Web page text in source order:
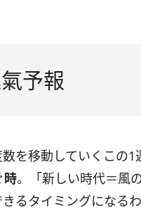
予報
を移動していくこの1
時。「新しい時代＝風
るタイミングになる